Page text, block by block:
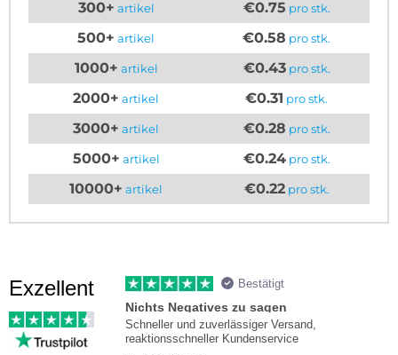
300+ artikel €0.75 pro stk.
500+ artikel €0.58 pro stk.
1000+ artikel €0.43pro stk.
2000+ artikel €0.31 pro stk.
3000+ artikel €0.28 pro stk.
5000+ artikel €0.24pro stk.
10000+ artikel €0.22pro stk.
Exzellent Bestätigt
Nichts Negatives zu sagen
Schneller und zuverlässiger Versand,
reaktionsschneller Kundenservice